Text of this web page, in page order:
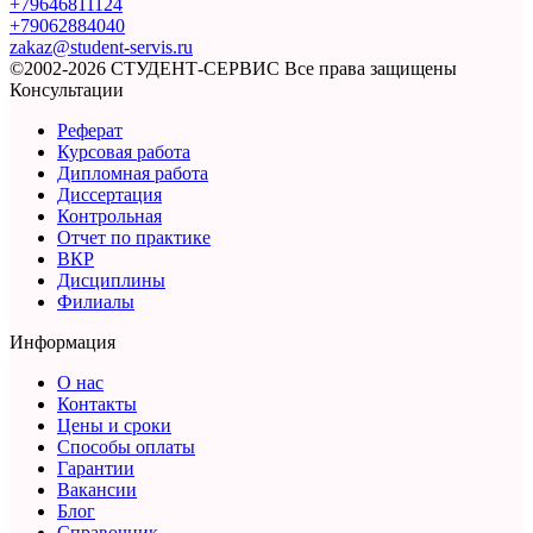
+79062884040
zakaz@student-servis.ru
©2002-2026 СТУДЕНТ-СЕРВИС Все права защищены
Консультации
Реферат
Курсовая работа
Дипломная работа
Диссертация
Контрольная
Отчет по практике
ВКР
Дисциплины
Филиалы
Информация
О нас
Контакты
Цены и сроки
Способы оплаты
Гарантии
Вакансии
Блог